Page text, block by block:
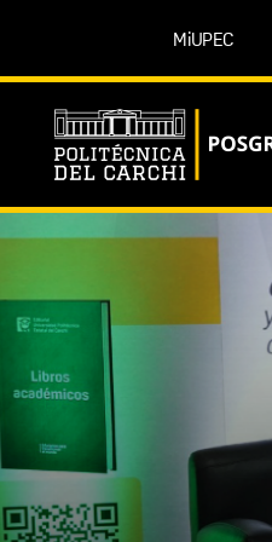
MiUPEC